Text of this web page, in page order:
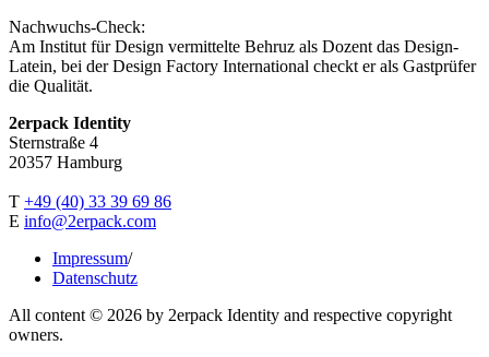
Nachwuchs-Check:
Am Institut für Design vermittelte Behruz als Dozent das Design-
Latein, bei der Design Factory International checkt er als Gastprüfer
die Qualität.
2erpack Identity
Sternstraße 4
20357 Hamburg
T +49 (40) 33 39 69 86
E info@2erpack.com
Impressum/
Datenschutz
All content © 2026 by 2erpack Identity and respective copyright
owners.